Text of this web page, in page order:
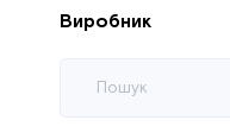
Виробник